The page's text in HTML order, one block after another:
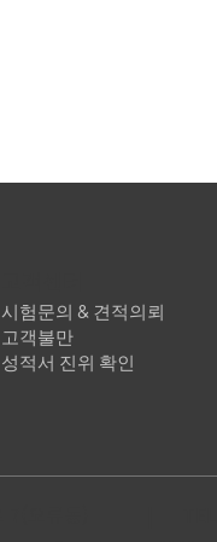
시험문의 & 견적의뢰
고객불만
성적서 진위 확인